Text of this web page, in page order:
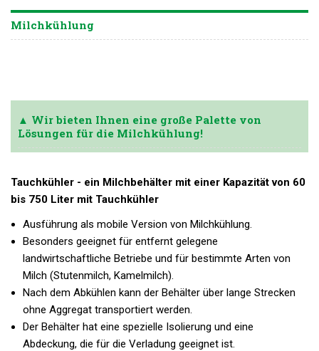
Milchkühlung
▲ Wir bieten Ihnen eine große Palette von
Lösungen für die Milchkühlung!
Tauchkühler - ein Milchbehälter mit einer Kapazität von 60
bis 750 Liter mit Tauchkühler
Ausführung als mobile Version von Milchkühlung.
Besonders geeignet für entfernt gelegene
landwirtschaftliche Betriebe und für bestimmte Arten von
Milch (Stutenmilch, Kamelmilch).
Nach dem Abkühlen kann der Behälter über lange Strecken
ohne Aggregat transportiert werden.
Der Behälter hat eine spezielle Isolierung und eine
Abdeckung, die für die Verladung geeignet ist.